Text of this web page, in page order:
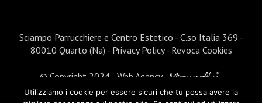
Sciampo Parrucchiere e Centro Estetico - C.so Italia 369 -
80010 Quarto (Na) - Privacy Policy- Revoca Cookies
© Copyright 2024 - Web Agency
Utilizziamo i cookie per essere sicuri che tu possa avere la